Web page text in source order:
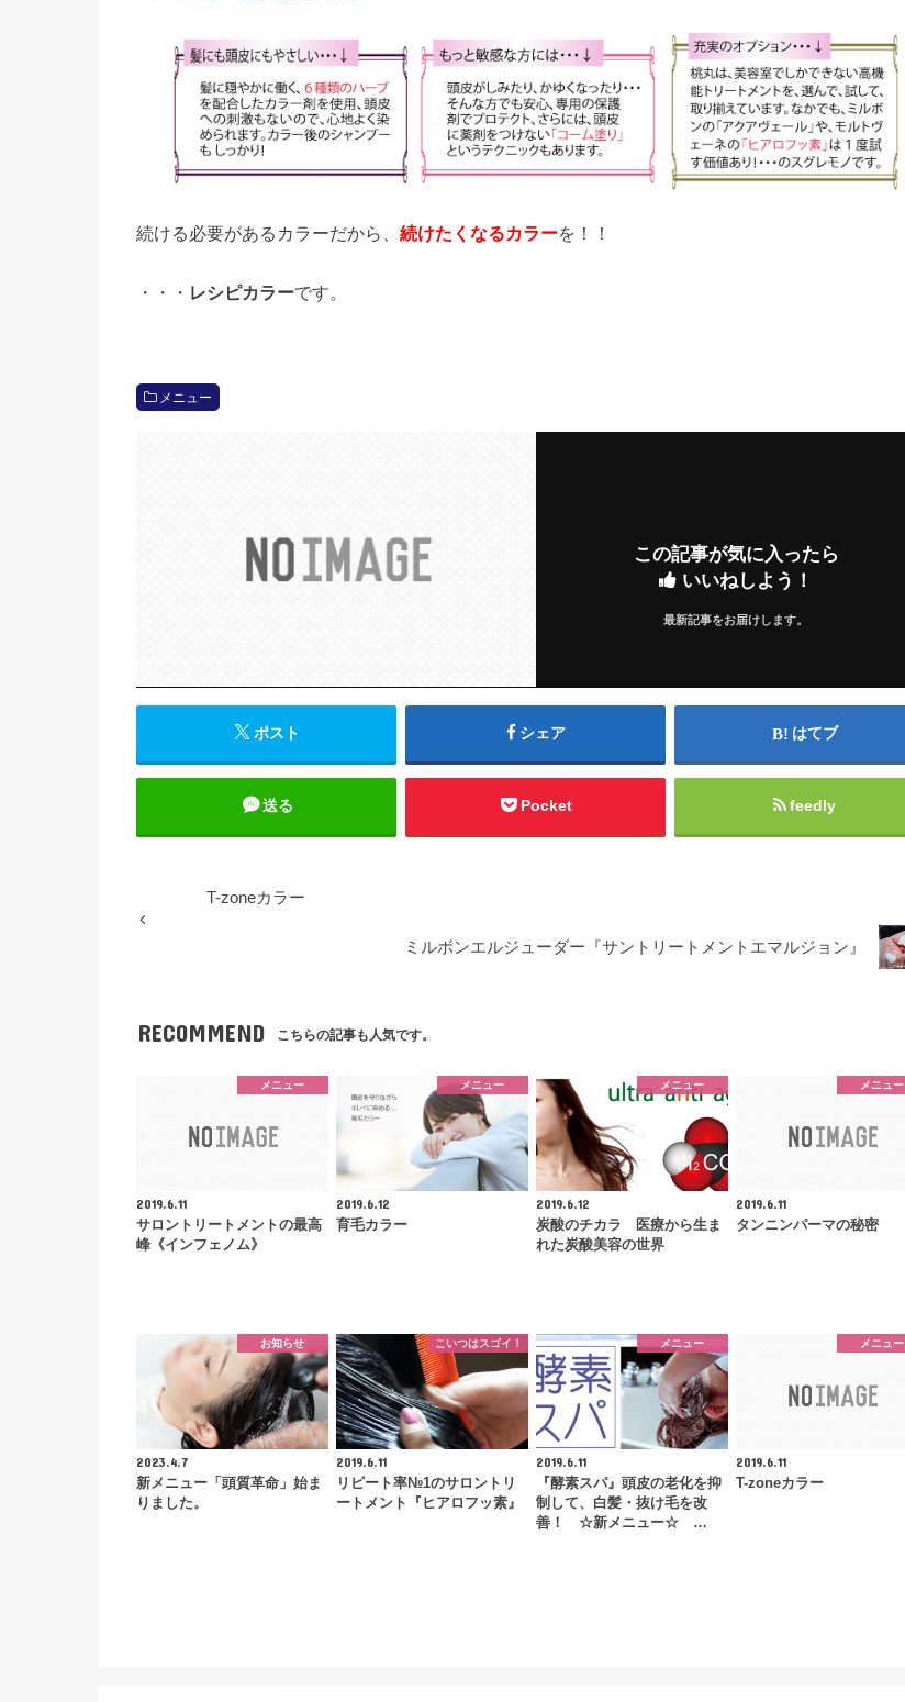
続ける必要があるカラーだから、 続けたくなるカラーを！！
・・・ レシピカラーです。
メニュー
この記事が気に入ったら
いいねしよう！
最新記事をお届けします。
ポスト シェア はてブ
送る Pocket feedly
T-zoneカラー
ミルボンエルジューダー『サントリートメントエマルジョン』
RECOMMEND こちらの記事も人気です。
メニュー
2019.6.11
サロントリートメントの最高
峰《インフェノム》
メニュー
2019.6.12
育毛カラー
メニュー
2019.6.12
炭酸のチカラ 医療から生ま
れた炭酸美容の世界
メニュー
2019.6.11
タンニンパーマの秘密
お知らせ
2023.4.7
新メニュー「頭質革命」始ま
りました。
こいつはスゴイ！
2019.6.11
リピート率№1のサロントリ
ートメント『ヒアロフッ素』
メニュー
2019.6.11
『酵素スパ』頭皮の老化を抑
制して、白髪・抜け毛を改
善！ ☆新メニュー☆ …
メニュー
2019.6.11
T-zoneカラー